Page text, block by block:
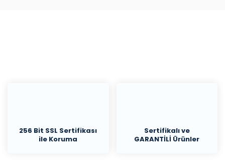
256 Bit SSL Sertifikası
ile Koruma
Sertifikalı ve
GARANTİLİ Ürünler